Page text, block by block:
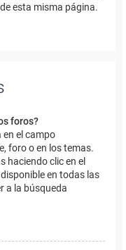
esta misma página.
foros?
el campo
foro o en los temas.
haciendo clic en el
en todas las
a la búsqueda